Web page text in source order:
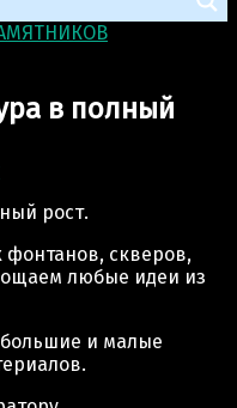
в полный
рост.
скверов,
любые идеи из
и малые